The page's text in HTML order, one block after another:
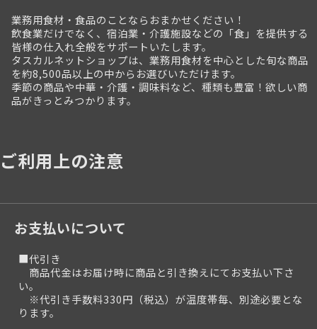
業務用食材・食品のことならおまかせください！
飲食業だけでなく、宿泊業・介護施設などの「食」を提供する
皆様の仕入れ全般をサポートいたします。
タスカルネットショップは、業務用食材を中心とした旬な商品
を約8,500品以上の中からお選びいただけます。
季節の商品や中華・介護・調味料など、種類も豊富！欲しい商
品がきっとみつかります。
ご利用上の注意
お支払いについて
■代引き
商品代金はお届け時に商品と引き換えにてお支払い下さ
い。
※代引き手数料330円（税込）が温度帯毎、別途必要とな
ります。